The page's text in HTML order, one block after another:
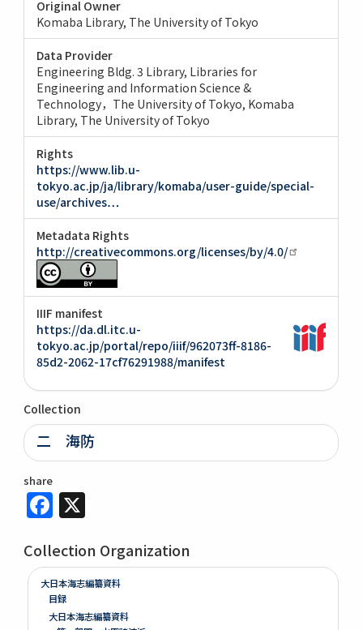
Original Owner
Komaba Library, The University of Tokyo
Data Provider
Engineering Bldg. 3 Library, Libraries for
Engineering and Information Science &
Technology，The University of Tokyo Komaba
Library, The University of Tokyo
Rights
https://www.lib.u-
tokyo.ac.jp/ja/library/komaba/user-guide/special-
use/archives…
Metadata Rights
http://creativecommons.org/licenses/by/4.0/
IIIF manifest
https://da.dl.itc.u-
tokyo.ac.jp/portal/repo/iiif/962073ff-8186-
85d2-2062-17cf76291988/manifest
Collection
二 海防
share
Facebook
Collection Organization
大日本海志編纂資料
目録
大日本海志編纂資料